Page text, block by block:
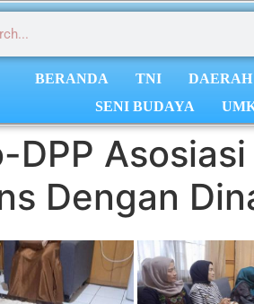
BERANDA TNI DAERAH
SENI BUDAYA
DPP
Dengan